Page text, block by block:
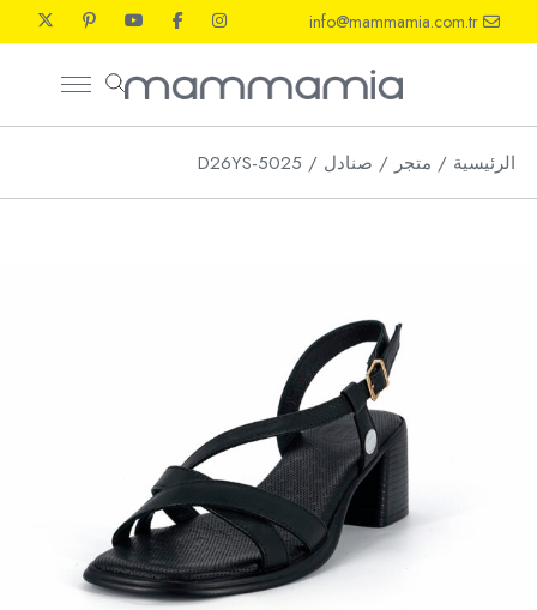
the
info@mammamia.com.tr
الرئيسية متجر صنادل D26YS-5025